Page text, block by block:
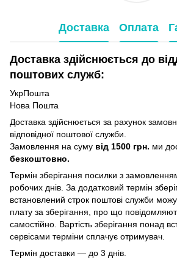
Доставка Оплата
Доставка здійснюється до
поштових служб:
УкрПошта
Нова Пошта
Доставка здійснюється за рахунок
відповідної поштової служби.
Замовлення на суму від 1500 грн. ми
безкоштовно.
Термін зберігання посилки з
робочих днів. За додатковий термін
встановлений строк поштові служби
плату за зберігання, про що
самостійно. Вартість зберігання понад
сервісами терміни сплачує отримувач.
Термін доставки — до 3 днів.